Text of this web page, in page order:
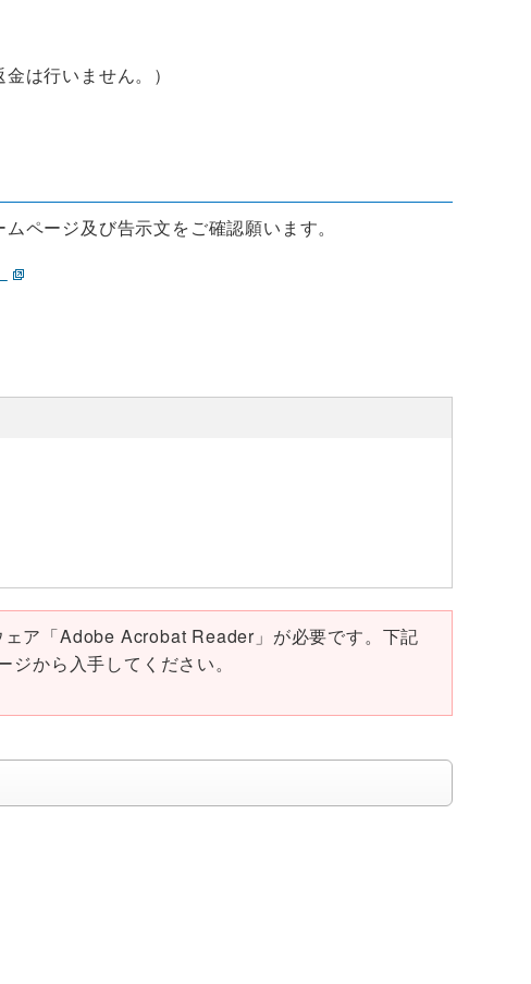
は行いません。）
ページ及び告示文をご確認願います。
ア「Adobe Acrobat Reader」が必要です。下記
から入手してください。